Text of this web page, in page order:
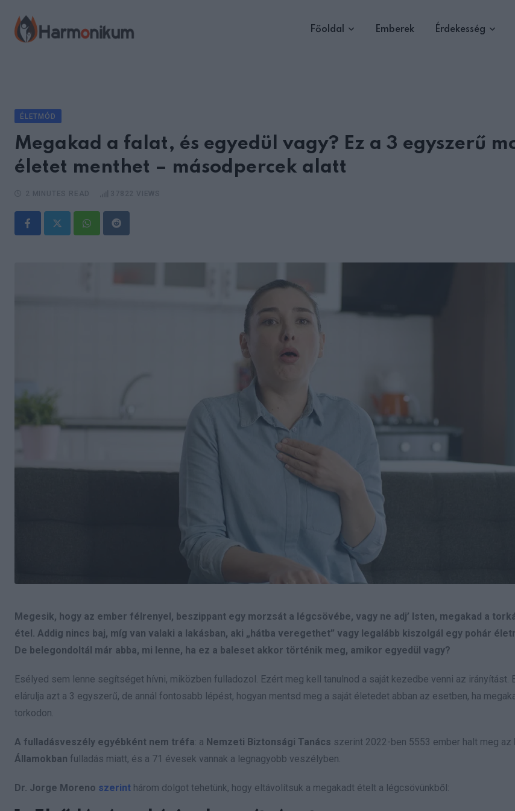
content
Főoldal Emberek Érdekesség
ÉLETMÓD
Megakad a falat, és egyedül vagy? Ez a 3 egyszerű
életet menthet – másodpercek alatt
WhatsappReddit
Megesik, hogy az ember félrenyel, beszippant egy morzsát a légcsövébe, vagy ne adj’ Isten, megakad a
étel. Addig nincs baj, míg van valaki a lakásban, aki „hátba veregethet” vagy legalább kiszolgál egy pohár
De belegondoltál már abba, mi lenne, ha ez a baleset akkor történik meg, amikor egyedül vagy?
Esélyed sem lenne segítséget hívni, miközben fulladozol. Ezért meg kell tanulnod a saját kezedbe venni az irányítást.
elárulja azt a 3 egyszerű, de annál fontosabb lépést, hogyan mentsd meg a saját életedet abban az esetben, ha
torkodon.
A fulladásveszély egyébként nem tréfa: a Nemzeti Biztonsági Tanács szerint 2022-ben 5553 ember halt meg az
Államokban fulladás miatt, és a 71 évesek vannak a legnagyobb veszélyben.
Dr. Jorge Moreno szerint három dolgot tehetünk, hogy eltávolítsuk a megakadt ételt a légcsövünkből: